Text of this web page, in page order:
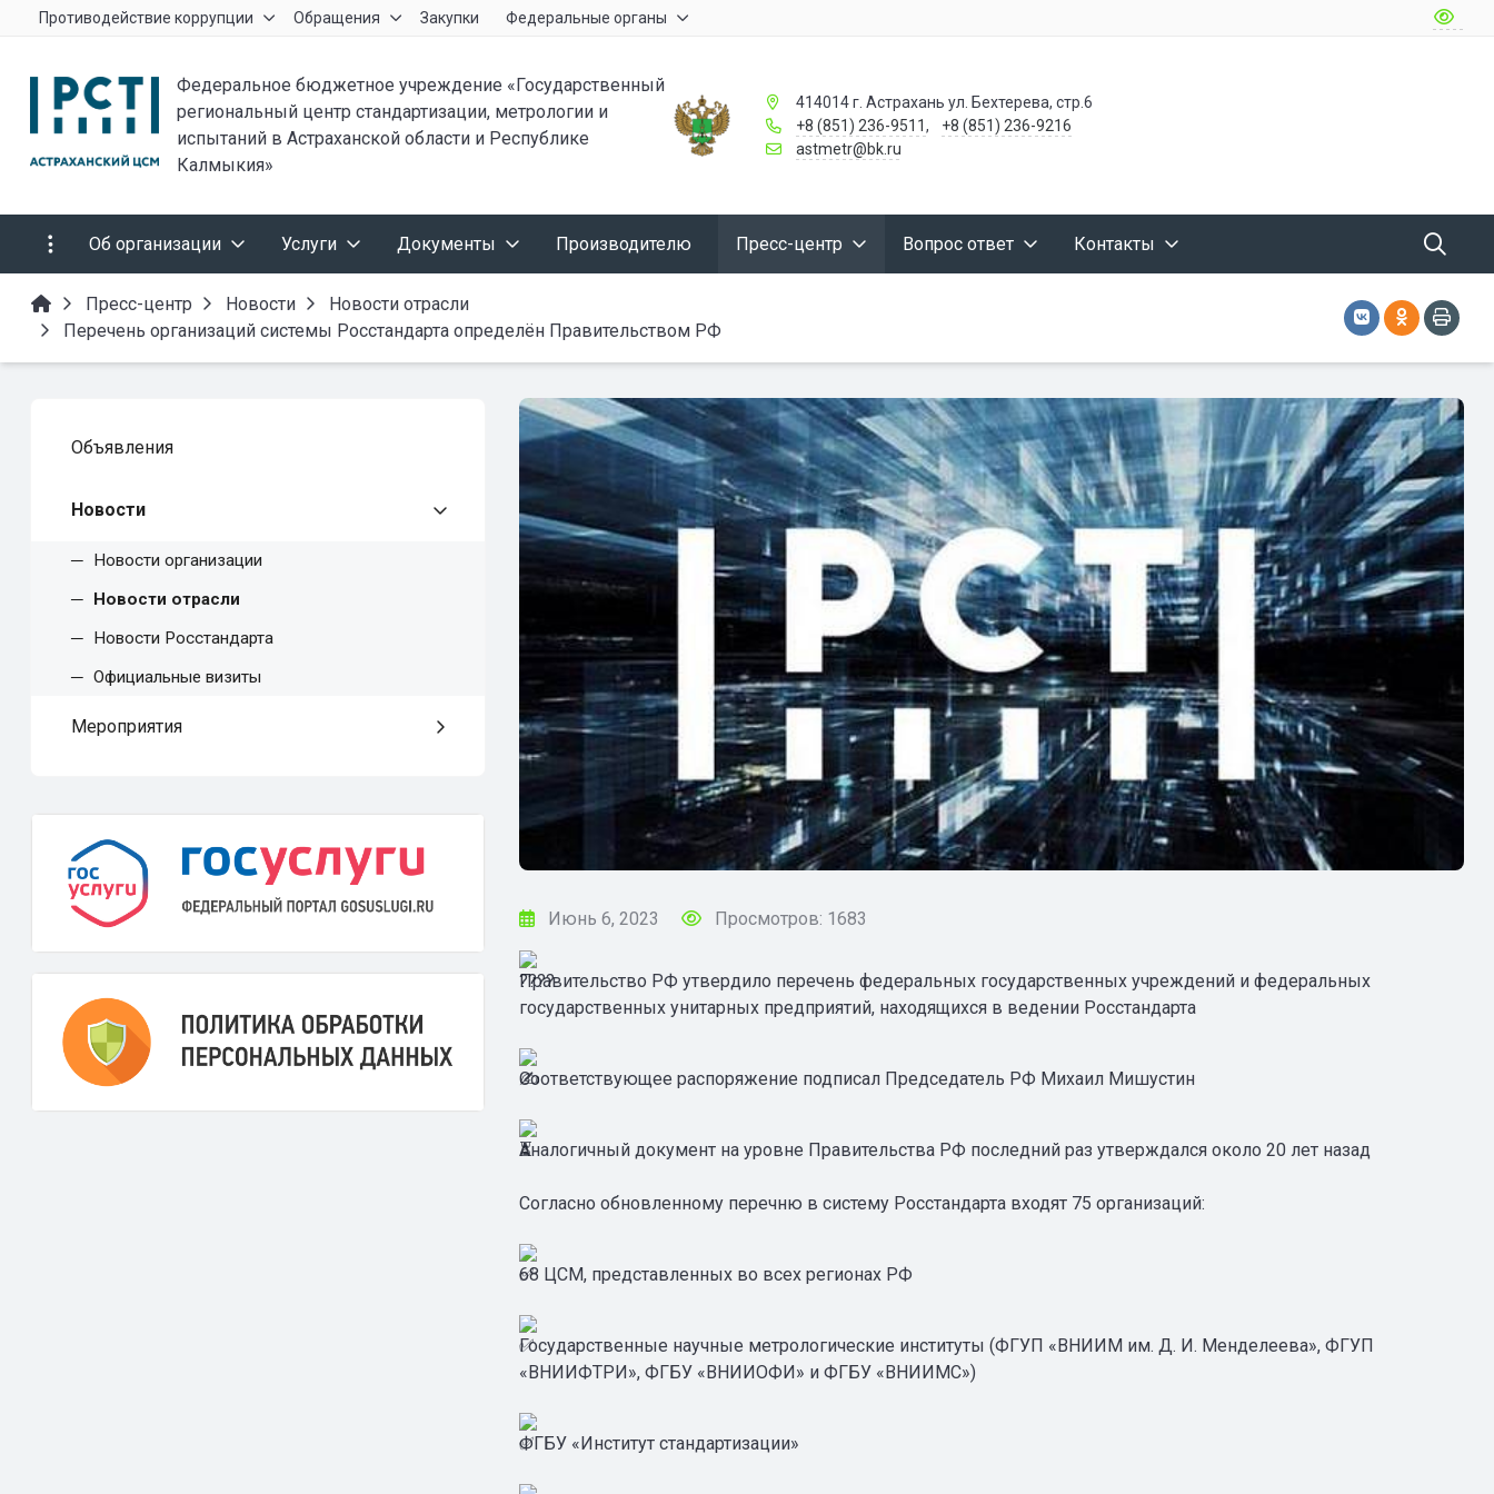
Противодействие коррупции Обращения Закупки Федеральные органы
Федеральное бюджетное учреждение «Государственный
региональный центр стандартизации, метрологии и
испытаний в Астраханской области и Республике
Калмыкия»
414014 г. Астрахань ул. Бехтерева, стр.6
+8 (851) 236-9511,
+8 (851) 236-9216
astmetr@bk.ru
Об организации Услуги Документы Производителю Пресс-центр Вопрос ответ Контакты
Пресс-центр Новости
Новости отрасли
Перечень организаций системы Росстандарта определён Правительством РФ
Объявления
Новости
Новости организации
Новости отрасли
Новости Росстандарта
Официальные визиты
Мероприятия
Июнь 6, 2023 Просмотров: 1683
Правительство РФ утвердило перечень федеральных государственных учреждений и федеральных
государственных унитарных предприятий, находящихся в ведении Росстандарта
Соответствующее распоряжение подписал Председатель РФ Михаил Мишустин
Аналогичный документ на уровне Правительства РФ последний раз утверждался около 20 лет назад
Согласно обновленному перечню в систему Росстандарта входят 75 организаций:
68 ЦСМ, представленных во всех регионах РФ
Государственные научные метрологические институты (ФГУП «ВНИИМ им. Д. И. Менделеева», ФГУП
«ВНИИФТРИ», ФГБУ «ВНИИОФИ» и ФГБУ «ВНИИМС»)
ФГБУ «Институт стандартизации»